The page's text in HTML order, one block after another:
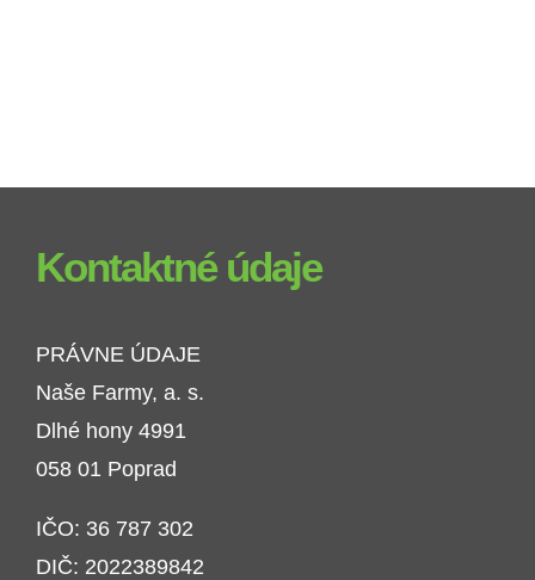
Kontaktné údaje
PRÁVNE ÚDAJE
Naše Farmy, a. s.
Dlhé hony 4991
058 01 Poprad
IČO: 36 787 302
DIČ: 2022389842